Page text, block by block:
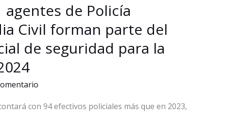
de Policía
Civil forman parte del
de seguridad para la
con 94 efectivos policiales más que en 2023,